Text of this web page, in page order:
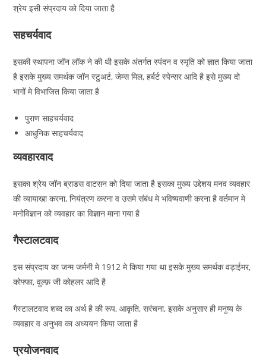
श्रेय इसी संप्रदाय को दिया जाता है
सहचर्यवाद
इसकी स्थापना जॉन लॉक ने की थी इसके अंतर्गत स्पंदन व स्मृति को ज्ञात किया जाता
है इसके मुख्य समर्थक जॉन स्टुअर्ट, जेम्स मिल, हर्बर्ट स्पेन्सर आदि है इसे मुख्य दो
भागों मे विभाजित किया जाता है
पुराण साहचर्यवाद
आधुनिक साहचर्यवाद
व्यवहारवाद
इसका श्रेय जॉन ब्राडस वाटसन को दिया जाता है इसका मुख्य उद्देशय मनव व्यवहार
की व्यायाखा करना, नियंत्रण करना व उसमे संबंध मे भविष्यवाणी करना है वर्तमान मे
मनोविज्ञान को व्यवहार का विज्ञान माना गया है
गैस्टालटवाद
इस संप्रदाय का जन्म जर्मनी मे 1912 मे किया गया था इसके मुख्य समर्थक वड़ाईमर,
कोफ्फा, वुल्फ़ जी कोहलर आदि है
गैस्टालटवाद शब्द का अर्थ है की रूप, आकृति, सरंचना, इसके अनुसार ही मनुष्य के
व्यवहार व अनुभव का अध्ययन किया जाता है
प्रयोजनवाद